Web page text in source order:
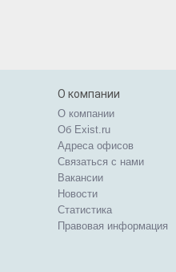
О компании
О компании
Об Exist.ru
Адреса офисов
Связаться с нами
Вакансии
Новости
Статистика
Правовая информация